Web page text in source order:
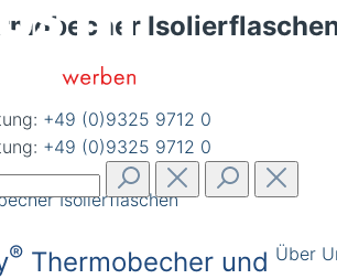
+49 (0)9325 9712 0
+49 (0)9325 9712 0
Über
Isolierflaschen
® Thermobecher und